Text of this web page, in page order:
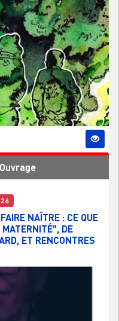
Ouvrage
NAÎTRE : CE QUE
DE
ET RENCONTRES